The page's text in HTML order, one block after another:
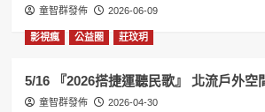
童智群發佈 2026-06-09
影視瘋 公益圈 莊玟玥
5/16 『2026搭捷運聽民歌』 北流戶外空
童智群發佈 2026-04-30